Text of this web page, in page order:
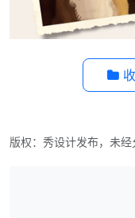
版权：秀设计发布，未经